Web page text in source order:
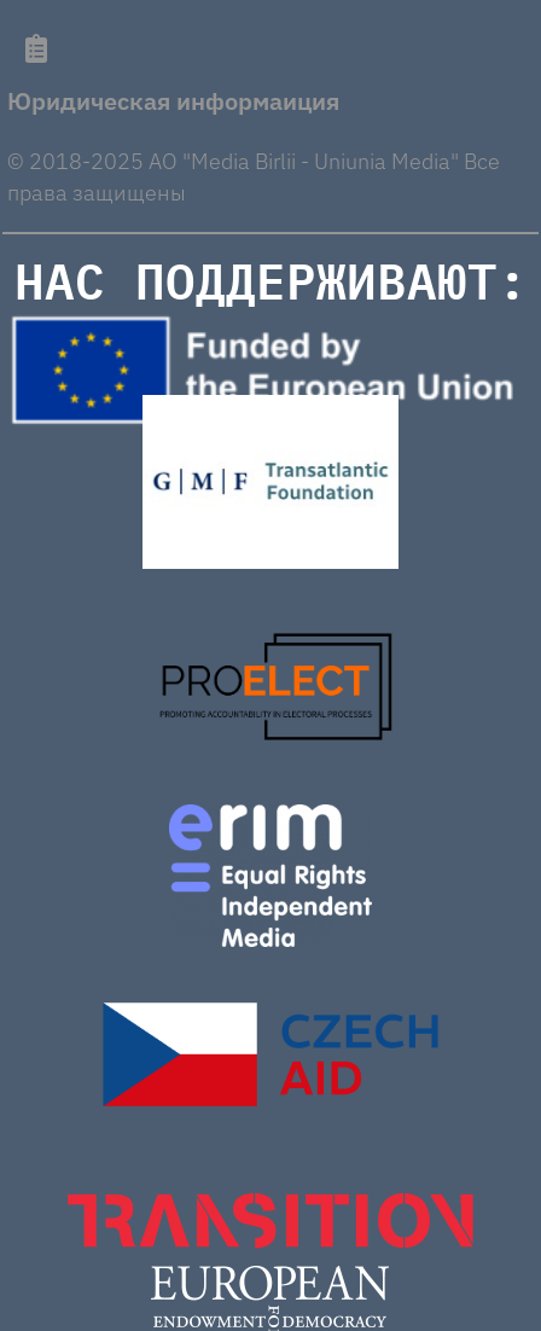
Юридическая информаиция
© 2018-2025 AO "Media Birlii - Uniunia Media" Все
права защищены
НАС ПОДДЕРЖИВАЮТ: